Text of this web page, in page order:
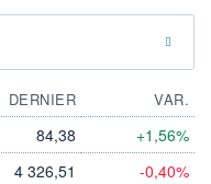
DERNIER
VAR.
84,38 +1,56%
4 326,51 -0,40%